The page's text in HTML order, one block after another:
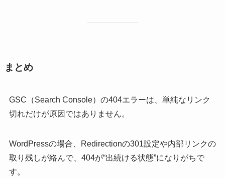
まとめ
GSC（Search Console）の404エラーは、単純なリンク
切れだけが原因ではありません。
WordPressの場合、Redirectionの301設定や内部リンクの
取り残しが絡んで、404が“出続ける状態”になりがちで
す。